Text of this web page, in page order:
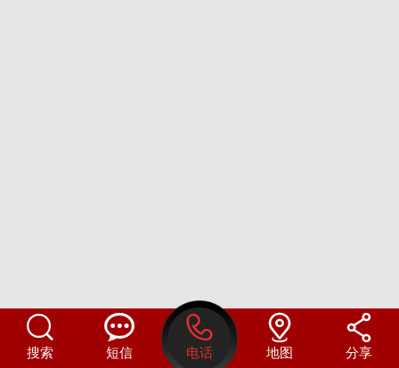

搜索

短信

电话

地图

分享